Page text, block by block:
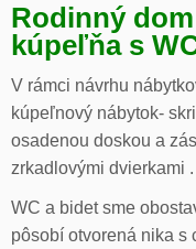
Rodinný
kúpeľňa s
V rámci návrhu
kúpeľnový nábytok-
osadenou doskou a
zrkadlovými dvierkami .
WC a bidet sme
pôsobí otvorená nika s